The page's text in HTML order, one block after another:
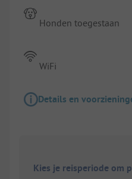
Honden toegestaan
WiFi
Details en
Kies je reisperiode om